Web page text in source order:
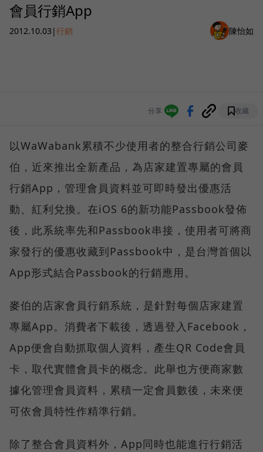
會員行銷App
2012.10.03 |行銷 陳怡如
分享 收藏
以WaWabank累積不少使用者的整合行銷公司麥
伯，近來推出全新產品，為店家建置專屬的會員
行銷App，管理會員資料並可即時發出優惠活
動、紅利兌換。在iOS 6的新功能Passbook發佈
後，此系統率先和Passbook串接，使用者可將商
家發行的優惠收藏到Passbook中，是台灣首個以
App形式結合Passbook的行銷應用。
麥伯的店家會員行銷系統，是針對每個店家建置
專屬App。消費者下載後，透過登入Facebook，
App便會自動抓取個人資料，產生QR Code會員
卡，取代實體會員卡的概念。此舉也方便商家數
據化管理會員資料，累積一定會員數後，未來便
可依會員特性作精準行銷。
除了整合會員資料外，App同時也能進行行銷活